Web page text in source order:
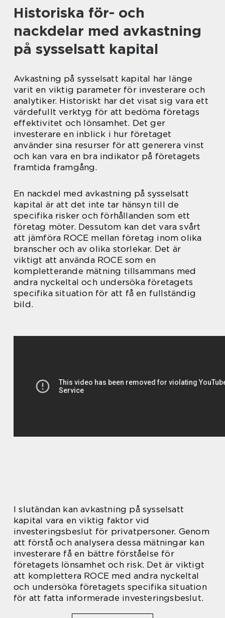
Historiska för- och
nackdelar med avkastning
på sysselsatt kapital
Avkastning på sysselsatt kapital har länge
varit en viktig parameter för investerare och
analytiker. Historiskt har det visat sig vara ett
värdefullt verktyg för att bedöma företags
effektivitet och lönsamhet. Det ger
investerare en inblick i hur företaget
använder sina resurser för att generera vinst
och kan vara en bra indikator på företagets
framtida framgång.
En nackdel med avkastning på sysselsatt
kapital är att det inte tar hänsyn till de
specifika risker och förhållanden som ett
företag möter. Dessutom kan det vara svårt
att jämföra ROCE mellan företag inom olika
branscher och av olika storlekar. Det är
viktigt att använda ROCE som en
kompletterande mätning tillsammans med
andra nyckeltal och undersöka företagets
specifika situation för att få en fullständig
bild.
I slutändan kan avkastning på sysselsatt
kapital vara en viktig faktor vid
investeringsbeslut för privatpersoner. Genom
att förstå och analysera dessa mätningar kan
investerare få en bättre förståelse för
företagets lönsamhet och risk. Det är viktigt
att komplettera ROCE med andra nyckeltal
och undersöka företagets specifika situation
för att fatta informerade investeringsbeslut.